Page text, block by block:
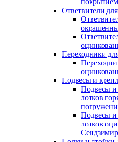
Ответвители
Переходники
Подвесы и
Подвесы и
лотков
Подвесы и
лотков